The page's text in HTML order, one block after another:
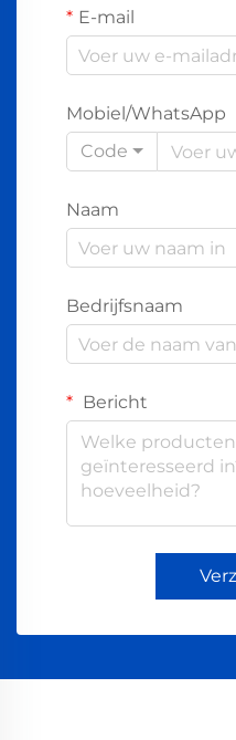
E-mail
Mobiel/WhatsApp
Code
Naam
Bedrijfsnaam
Bericht